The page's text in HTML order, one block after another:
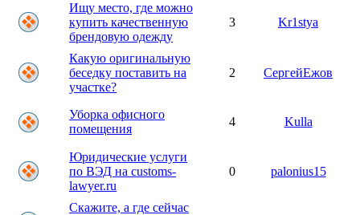
Ищу место, где можно
купить качественную
брендовую одежду
3 Kr1stya
Какую оригинальную
беседку поставить на
участке?
2 СергейЕжов
Уборка офисного
помещения
4 Kulla
Юридические услуги
по ВЭД на customs-
lawyer.ru
0 palonius15
Скажите, а где сейчас